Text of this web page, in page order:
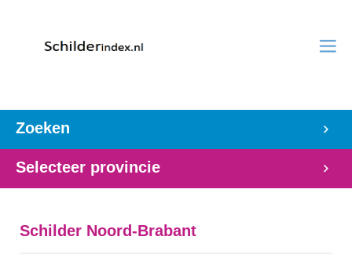
Zoeken
Selecteer provincie
Schilder Noord-Brabant